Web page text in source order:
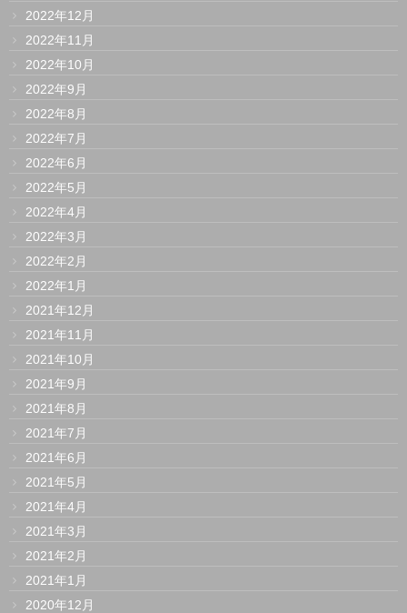
2022年12月
2022年11月
2022年10月
2022年9月
2022年8月
2022年7月
2022年6月
2022年5月
2022年4月
2022年3月
2022年2月
2022年1月
2021年12月
2021年11月
2021年10月
2021年9月
2021年8月
2021年7月
2021年6月
2021年5月
2021年4月
2021年3月
2021年2月
2021年1月
2020年12月